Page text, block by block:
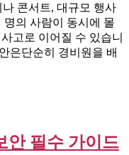
콘서트, 대규모 행사
의 사람이 동시에 몰
고로 이어질 수 있습니
은단순히 경비원을 배
안 필수 가이드